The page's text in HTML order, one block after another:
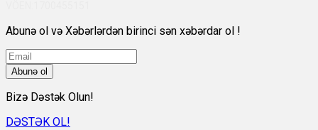
Abunə ol və Xəbərlərdən birinci sən xəbərdar ol !
Abunə ol
Bizə Dəstək Olun!
DƏSTƏK OL!